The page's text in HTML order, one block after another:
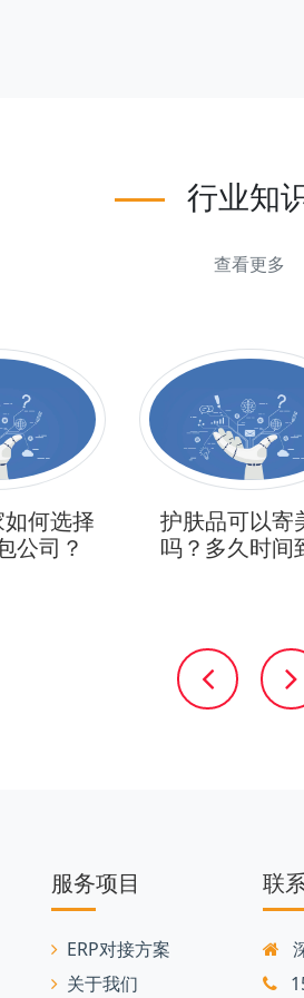
行业知
查看更多
何选择
公司？
护肤品可以寄
吗？多久时间
服务项目
ERP对接方案
关于我们
联